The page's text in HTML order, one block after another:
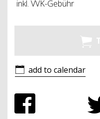
inkl. VVK-Gebühr
add to calendar